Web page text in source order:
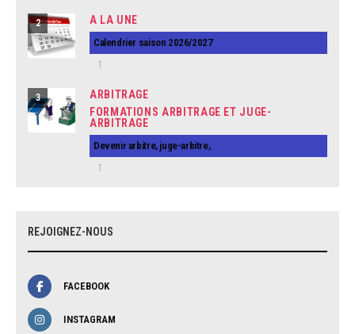
2 A LA UNE
Calendrier saison 2026/2027
1
3
ARBITRAGE
FORMATIONS ARBITRAGE ET JUGE-
ARBITRAGE
Devenir arbitre, juge-arbitre,
1
REJOIGNEZ-NOUS
FACEBOOK
INSTAGRAM